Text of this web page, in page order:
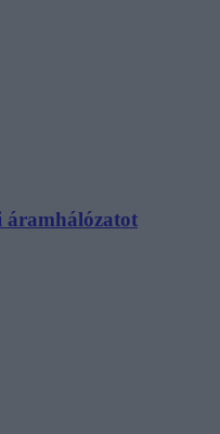
áramhálózatot